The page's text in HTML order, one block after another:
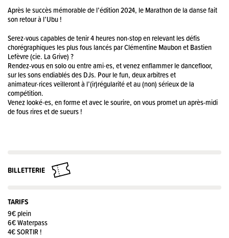
Après le succès mémorable de l’édition 2024, le Marathon de la danse fait
son retour à l’Ubu !
Serez-vous capables de tenir 4 heures non-stop en relevant les défis
chorégraphiques les plus fous lancés par Clémentine Maubon et Bastien
Lefèvre (cie. La Grive) ?
Rendez-vous en solo ou entre ami·es, et venez enflammer le dancefloor,
sur les sons endiablés des DJs. Pour le fun, deux arbitres et
animateur·rices veilleront à l’(ir)régularité et au (non) sérieux de la
compétition.
Venez looké·es, en forme et avec le sourire, on vous promet un après-midi
de fous rires et de sueurs !
BILLETTERIE
TARIFS
9€ plein
6€ Waterpass
4€ SORTIR !